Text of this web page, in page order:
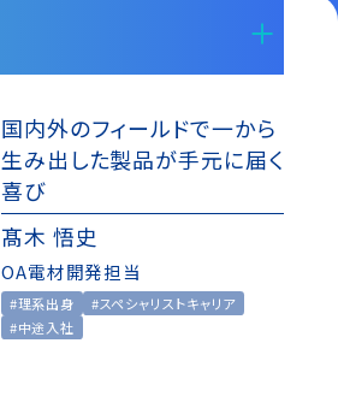
国内外のフィールドで一から
生み出した製品が手元に届く
喜び
髙木 悟史
OA電材開発担当
#理系出身
#スペシャリストキャリア
#中途入社